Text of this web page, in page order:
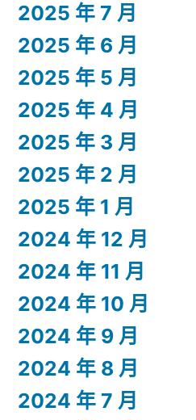
2025 年 7 月
2025 年 6 月
2025 年 5 月
2025 年 4 月
2025 年 3 月
2025 年 2 月
2025 年 1 月
2024 年 12 月
2024 年 11 月
2024 年 10 月
2024 年 9 月
2024 年 8 月
2024 年 7 月